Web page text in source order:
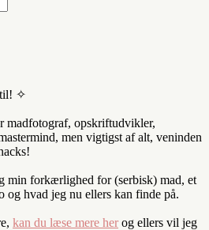
til! ✧
madfotograf, opskriftudvikler,
men vigtigst af alt, veninden
min forkærlighed for (serbisk) mad, et
og hvad jeg nu ellers kan finde på.
kan du læse mere her og ellers vil jeg